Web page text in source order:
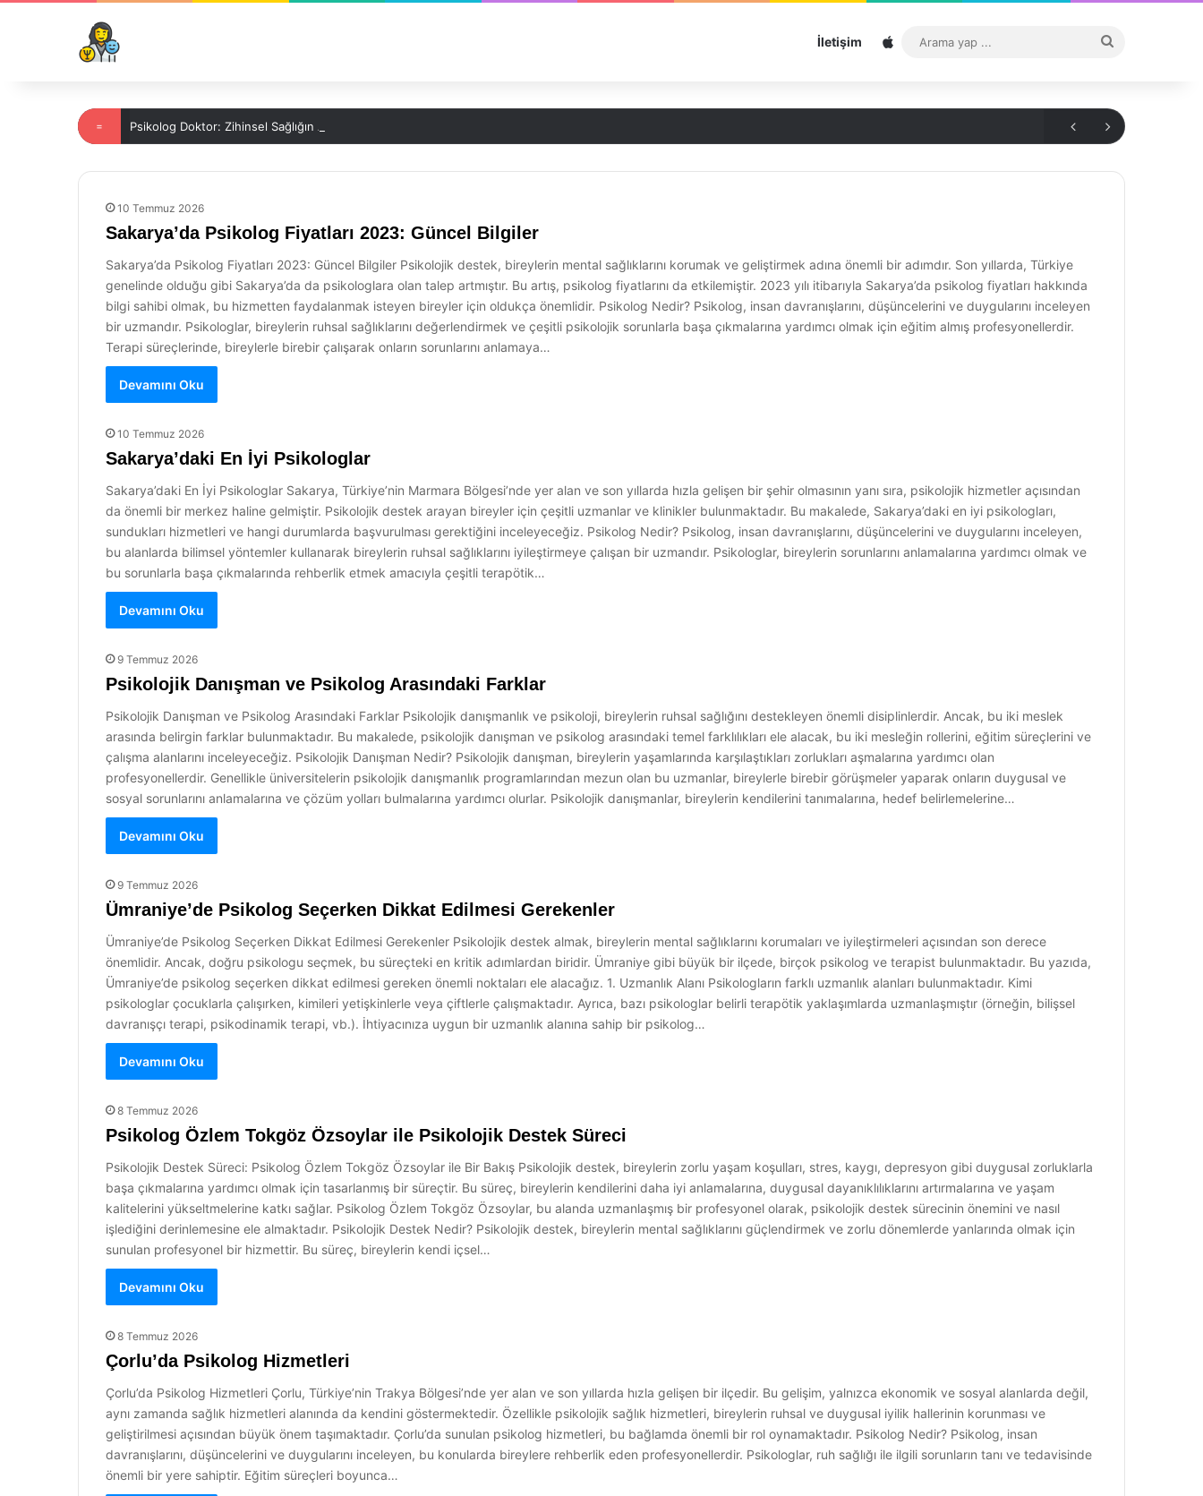
İletişim Sitemap
...
= Psikolog Doktor: Zihinsel Sağlığın Anahtarı
10 Temmuz 2026
Sakarya’da Psikolog Fiyatları 2023: Güncel Bilgiler
Sakarya’da Psikolog Fiyatları 2023: Güncel Bilgiler Psikolojik destek, bireylerin mental sağlıklarını korumak ve geliştirmek adına önemli bir adımdır. Son yıllarda, Türkiye
genelinde olduğu gibi Sakarya’da da psikologlara olan talep artmıştır. Bu artış, psikolog fiyatlarını da etkilemiştir. 2023 yılı itibarıyla Sakarya’da psikolog fiyatları hakkında
bilgi sahibi olmak, bu hizmetten faydalanmak isteyen bireyler için oldukça önemlidir. Psikolog Nedir? Psikolog, insan davranışlarını, düşüncelerini ve duygularını inceleyen
bir uzmandır. Psikologlar, bireylerin ruhsal sağlıklarını değerlendirmek ve çeşitli psikolojik sorunlarla başa çıkmalarına yardımcı olmak için eğitim almış profesyonellerdir.
Terapi süreçlerinde, bireylerle birebir çalışarak onların sorunlarını anlamaya…
Devamını Oku
10 Temmuz 2026
Sakarya’daki En İyi Psikologlar
Sakarya’daki En İyi Psikologlar Sakarya, Türkiye’nin Marmara Bölgesi’nde yer alan ve son yıllarda hızla gelişen bir şehir olmasının yanı sıra, psikolojik hizmetler açısından
da önemli bir merkez haline gelmiştir. Psikolojik destek arayan bireyler için çeşitli uzmanlar ve klinikler bulunmaktadır. Bu makalede, Sakarya’daki en iyi psikologları,
sundukları hizmetleri ve hangi durumlarda başvurulması gerektiğini inceleyeceğiz. Psikolog Nedir? Psikolog, insan davranışlarını, düşüncelerini ve duygularını inceleyen,
bu alanlarda bilimsel yöntemler kullanarak bireylerin ruhsal sağlıklarını iyileştirmeye çalışan bir uzmandır. Psikologlar, bireylerin sorunlarını anlamalarına yardımcı olmak ve
bu sorunlarla başa çıkmalarında rehberlik etmek amacıyla çeşitli terapötik…
Devamını Oku
9 Temmuz 2026
Psikolojik Danışman ve Psikolog Arasındaki Farklar
Psikolojik Danışman ve Psikolog Arasındaki Farklar Psikolojik danışmanlık ve psikoloji, bireylerin ruhsal sağlığını destekleyen önemli disiplinlerdir. Ancak, bu iki meslek
arasında belirgin farklar bulunmaktadır. Bu makalede, psikolojik danışman ve psikolog arasındaki temel farklılıkları ele alacak, bu iki mesleğin rollerini, eğitim süreçlerini ve
çalışma alanlarını inceleyeceğiz. Psikolojik Danışman Nedir? Psikolojik danışman, bireylerin yaşamlarında karşılaştıkları zorlukları aşmalarına yardımcı olan
profesyonellerdir. Genellikle üniversitelerin psikolojik danışmanlık programlarından mezun olan bu uzmanlar, bireylerle birebir görüşmeler yaparak onların duygusal ve
sosyal sorunlarını anlamalarına ve çözüm yolları bulmalarına yardımcı olurlar. Psikolojik danışmanlar, bireylerin kendilerini tanımalarına, hedef belirlemelerine…
Devamını Oku
9 Temmuz 2026
Ümraniye’de Psikolog Seçerken Dikkat Edilmesi Gerekenler
Ümraniye’de Psikolog Seçerken Dikkat Edilmesi Gerekenler Psikolojik destek almak, bireylerin mental sağlıklarını korumaları ve iyileştirmeleri açısından son derece
önemlidir. Ancak, doğru psikologu seçmek, bu süreçteki en kritik adımlardan biridir. Ümraniye gibi büyük bir ilçede, birçok psikolog ve terapist bulunmaktadır. Bu yazıda,
Ümraniye’de psikolog seçerken dikkat edilmesi gereken önemli noktaları ele alacağız. 1. Uzmanlık Alanı Psikologların farklı uzmanlık alanları bulunmaktadır. Kimi
psikologlar çocuklarla çalışırken, kimileri yetişkinlerle veya çiftlerle çalışmaktadır. Ayrıca, bazı psikologlar belirli terapötik yaklaşımlarda uzmanlaşmıştır (örneğin, bilişsel
davranışçı terapi, psikodinamik terapi, vb.). İhtiyacınıza uygun bir uzmanlık alanına sahip bir psikolog…
Devamını Oku
8 Temmuz 2026
Psikolog Özlem Tokgöz Özsoylar ile Psikolojik Destek Süreci
Psikolojik Destek Süreci: Psikolog Özlem Tokgöz Özsoylar ile Bir Bakış Psikolojik destek, bireylerin zorlu yaşam koşulları, stres, kaygı, depresyon gibi duygusal zorluklarla
başa çıkmalarına yardımcı olmak için tasarlanmış bir süreçtir. Bu süreç, bireylerin kendilerini daha iyi anlamalarına, duygusal dayanıklılıklarını artırmalarına ve yaşam
kalitelerini yükseltmelerine katkı sağlar. Psikolog Özlem Tokgöz Özsoylar, bu alanda uzmanlaşmış bir profesyonel olarak, psikolojik destek sürecinin önemini ve nasıl
işlediğini derinlemesine ele almaktadır. Psikolojik Destek Nedir? Psikolojik destek, bireylerin mental sağlıklarını güçlendirmek ve zorlu dönemlerde yanlarında olmak için
sunulan profesyonel bir hizmettir. Bu süreç, bireylerin kendi içsel…
Devamını Oku
8 Temmuz 2026
Çorlu’da Psikolog Hizmetleri
Çorlu’da Psikolog Hizmetleri Çorlu, Türkiye’nin Trakya Bölgesi’nde yer alan ve son yıllarda hızla gelişen bir ilçedir. Bu gelişim, yalnızca ekonomik ve sosyal alanlarda değil,
aynı zamanda sağlık hizmetleri alanında da kendini göstermektedir. Özellikle psikolojik sağlık hizmetleri, bireylerin ruhsal ve duygusal iyilik hallerinin korunması ve
geliştirilmesi açısından büyük önem taşımaktadır. Çorlu’da sunulan psikolog hizmetleri, bu bağlamda önemli bir rol oynamaktadır. Psikolog Nedir? Psikolog, insan
davranışlarını, düşüncelerini ve duygularını inceleyen, bu konularda bireylere rehberlik eden profesyonellerdir. Psikologlar, ruh sağlığı ile ilgili sorunların tanı ve tedavisinde
önemli bir yere sahiptir. Eğitim süreçleri boyunca…